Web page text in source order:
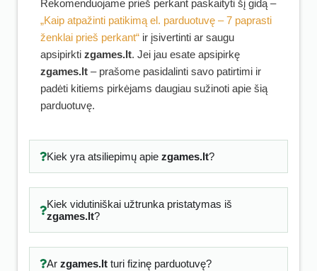
Rekomenduojame prieš perkant paskaityti šį gidą –
„Kaip atpažinti patikimą el. parduotuvę – 7 paprasti
ženklai prieš perkant“ ir įsivertinti ar saugu
apsipirkti zgames.lt. Jei jau esate apsipirkę
zgames.lt – prašome pasidalinti savo patirtimi ir
padėti kitiems pirkėjams daugiau sužinoti apie šią
parduotuvę.
Kiek yra atsiliepimų apie zgames.lt?
Kiek vidutiniškai užtrunka pristatymas iš
zgames.lt?
Ar zgames.ltturi fizinę parduotuvę?